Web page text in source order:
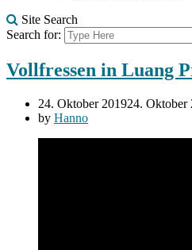
Site Search
Search for:
Vollfressen in Luang
24. Oktober 201924. Oktober
by Hanno